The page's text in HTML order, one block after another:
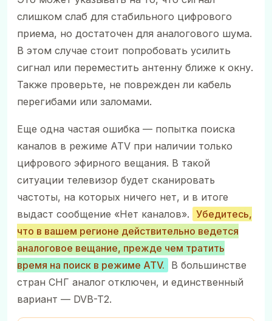
слишком слаб для стабильного цифрового
приема, но достаточен для аналогового шума.
В этом случае стоит попробовать усилить
сигнал или переместить антенну ближе к окну.
Также проверьте, не поврежден ли кабель
перегибами или заломами.
Еще одна частая ошибка — попытка поиска
каналов в режиме ATV при наличии только
цифрового эфирного вещания. В такой
ситуации телевизор будет сканировать
частоты, на которых ничего нет, и в итоге
выдаст сообщение «Нет каналов». Убедитесь,
что в вашем регионе действительно ведется
аналоговое вещание, прежде чем тратить
время на поиск в режиме ATV.
В большинстве
стран СНГ аналог отключен, и единственный
вариант — DVB-T2.